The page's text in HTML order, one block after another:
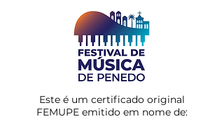
Este é um certificado original
FEMUPE emitido em nome de: